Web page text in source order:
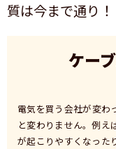
質は今まで通り！
ケー
電気を買う会社が変わ
と変わりません。例え
が起こりやすくなった